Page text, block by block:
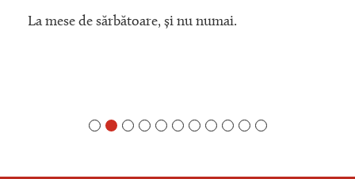
La mese de sărbătoare, și nu numai.